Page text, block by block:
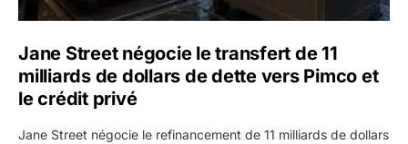
Jane Street négocie le transfert de 11
milliards de dollars de dette vers Pimco et
le crédit privé
Jane Street négocie le refinancement de 11 milliards de dollars